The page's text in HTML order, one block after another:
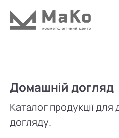
Домашній догляд
Каталог продукції
догляду.